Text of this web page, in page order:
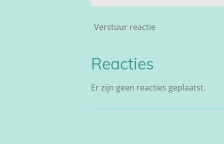
Verstuur reactie
Reacties
Er zijn geen reacties geplaatst.